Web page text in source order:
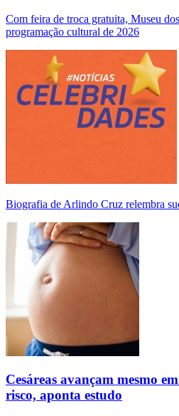
Com feira de troca gratuita, Museu
programação cultural de 2026
Biografia de Arlindo Cruz relembra
Cesáreas avançam mesmo
risco, aponta estudo